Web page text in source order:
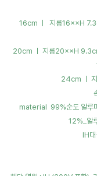
16cm ㅣ 지름16××H
20cm ㅣ 지름20××H
24cm ㅣ
material 99%순도 알루
12%_알
IH